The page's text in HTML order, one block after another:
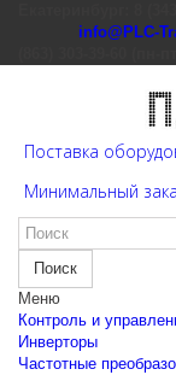
info@PLC-
Поставка
Минимальный
Поиск
Меню
Контроль и
Инверторы
Частотные